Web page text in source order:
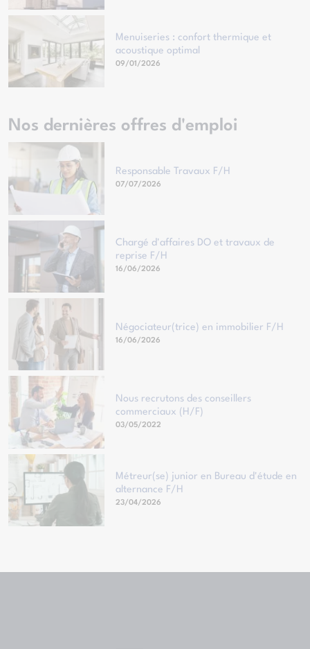
Menuiseries : confort thermique et
acoustique optimal
09/01/2026
Nos dernières offres d'emploi
Responsable Travaux F/H
07/07/2026
Chargé d'affaires DO et travaux de
reprise F/H
16/06/2026
Négociateur(trice) en immobilier F/H
16/06/2026
Nous recrutons des conseillers
commerciaux (H/F)
03/05/2022
Métreur(se) junior en Bureau d'étude en
alternance F/H
23/04/2026